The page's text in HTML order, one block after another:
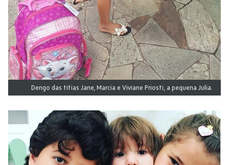
Dengo das titias Jane, Marcia e Viviane Priosti, a pequena Julia.